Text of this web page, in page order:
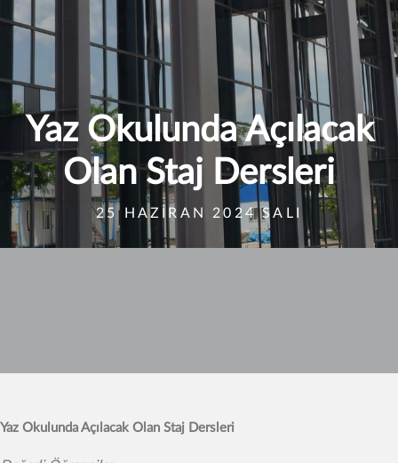
Yaz Okulunda Açılacak
Olan Staj Dersleri
25 HAZIRAN 2024 SALI
Yaz Okulunda Açılacak Olan Staj Dersleri